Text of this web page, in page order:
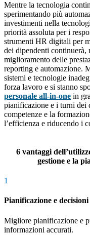
Mentre la tecnologia
sperimentando più
investimenti nella
priorità assoluta per i
strumenti HR digitali per
dei dipendenti continuerà,
miglioramento delle
reporting e automazione.
sistemi e tecnologie
forza lavoro e si stanno
personale all-in-one in
pianificazione e i turni dei
competenze e la
l’efficienza e riducendo i
6 vantaggi
gestione e la
1
Pianificazione e decisioni
Migliore pianificazione e
informazioni accurati.